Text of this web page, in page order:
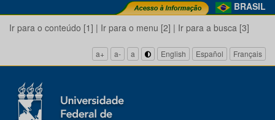
BRASIL
Ir para o conteúdo [1] | Ir para o menu [2] | Ir para a busca [3]
a+ a- a English Español Français